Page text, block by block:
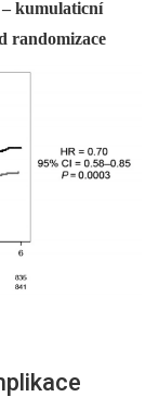
kumulaticní
randomizace